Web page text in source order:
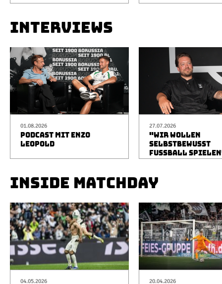
INTERVIEWS
01.08.2026
PODCAST MIT ENZO
LEOPOLD
27.07.2026
"WIR WOLLEN
SELBSTBEWUSST
FUSSBALL
INSIDE MATCHDAY
04.05.2026 20.04.2026